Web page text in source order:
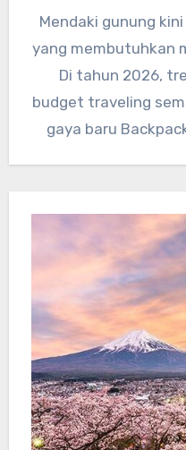
Mendaki gunung
yang membutuhkan
Di tahun 2026,
budget traveling
gaya baru